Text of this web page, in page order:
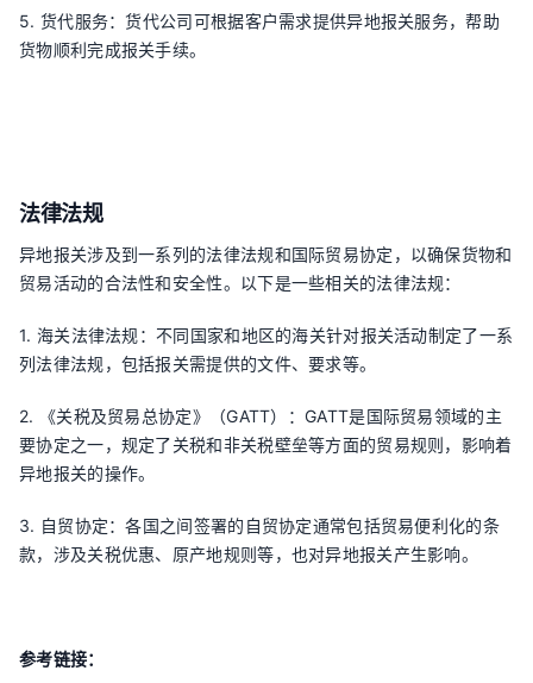
5. 货代服务：货代公司可根据客户需求提供异地报关服务，帮助
货物顺利完成报关手续。
法律法规
异地报关涉及到一系列的法律法规和国际贸易协定，以确保货物和
贸易活动的合法性和安全性。以下是一些相关的法律法规：
1. 海关法律法规：不同国家和地区的海关针对报关活动制定了一系
列法律法规，包括报关需提供的文件、要求等。
2. 《关税及贸易总协定》（GATT）：GATT是国际贸易领域的主
要协定之一，规定了关税和非关税壁垒等方面的贸易规则，影响着
异地报关的操作。
3. 自贸协定：各国之间签署的自贸协定通常包括贸易便利化的条
款，涉及关税优惠、原产地规则等，也对异地报关产生影响。
参考链接：